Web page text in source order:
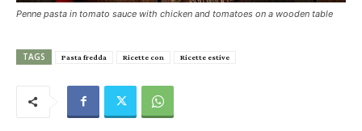
Penne pasta in tomato sauce with chicken and tomatoes on a wooden table
TAGS Pasta fredda Ricette con Ricette estive